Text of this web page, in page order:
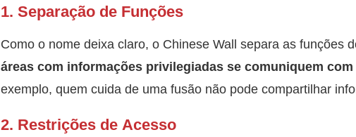
1. Separação de Funções
Como o nome deixa claro, o Chinese Wall separa as funções
áreas com informações privilegiadas se comuniquem
exemplo, quem cuida de uma fusão não pode compartilhar
2. Restrições de Acesso